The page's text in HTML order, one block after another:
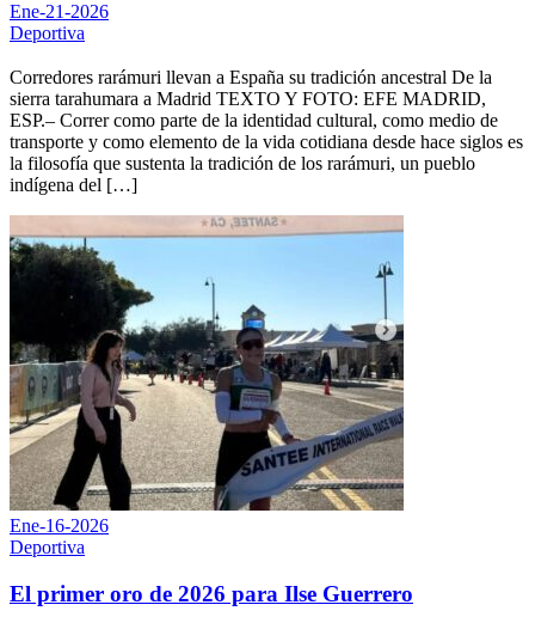
Ene-21-2026
Deportiva
Corredores rarámuri llevan a España su tradición ancestral De la
sierra tarahumara a Madrid TEXTO Y FOTO: EFE MADRID,
ESP.– Correr como parte de la identidad cultural, como medio de
transporte y como elemento de la vida cotidiana desde hace siglos es
la filosofía que sustenta la tradición de los rarámuri, un pueblo
indígena del […]
Ene-16-2026
Deportiva
El primer oro de 2026 para Ilse Guerrero